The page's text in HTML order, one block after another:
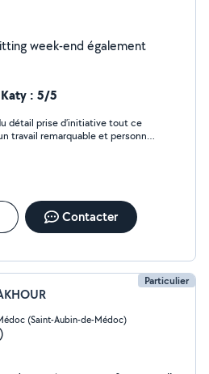
week-end également
: 5/5
détail prise d’initiative tout ce
travail remarquable et personne
Contacter
Particulier
(Saint-Aubin-de-Médoc)